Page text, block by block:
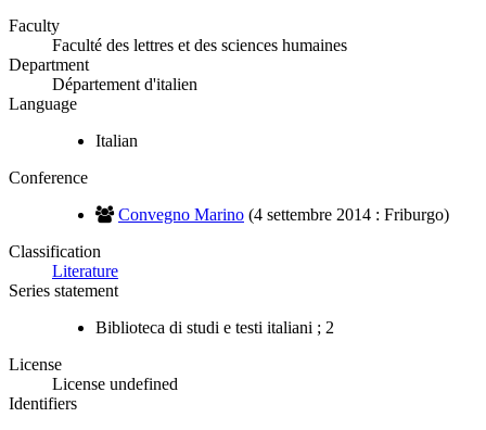
Faculty
Faculté des lettres et des sciences humaines
Department
Département d'italien
Language
Italian
Conference
Convegno Marino (4 settembre 2014 : Friburgo)
Classification
Literature
Series statement
Biblioteca di studi e testi italiani ; 2
License
License undefined
Identifiers